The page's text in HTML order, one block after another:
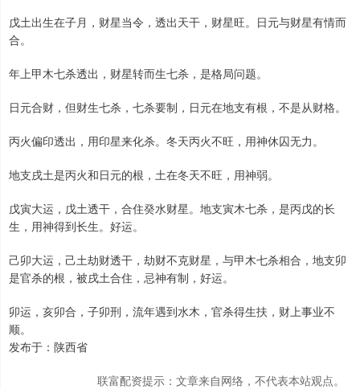
戊土出生在子月，财星当令，透出天干，财星旺。日元与财星有情而
合。
年上甲木七杀透出，财星转而生七杀，是格局问题。
日元合财，但财生七杀，七杀要制，日元在地支有根，不是从财格。
丙火偏印透出，用印星来化杀。冬天丙火不旺，用神休囚无力。
地支戌土是丙火和日元的根，土在冬天不旺，用神弱。
戊寅大运，戊土透干，合住癸水财星。地支寅木七杀，是丙戊的长
生，用神得到长生。好运。
己卯大运，己土劫财透干，劫财不克财星，与甲木七杀相合，地支卯
是官杀的根，被戌土合住，忌神有制，好运。
卯运，亥卯合，子卯刑，流年遇到水木，官杀得生扶，财上事业不
顺。
发布于：陕西省
联富配资提示：文章来自网络，不代表本站观点。